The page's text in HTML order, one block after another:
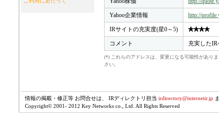
Yahoo企業情報 http://
IRサイトの充実度(星0～5)
コメント 充実した
(*) これらのアドレスは、変更になる可能性があり
さい。
情報の掲載・修正等 お問合せは、 IRディレクトリ担当 irdirectory@internetir.jp
Copyright© 2001- 2012 Key Networks co., Ltd. All Rights Reserved